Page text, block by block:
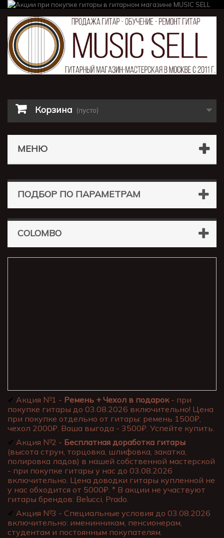
Корзина (пусто)
МЕНЮ
ПОДБОР ПО ПАРАМЕТРАМ
COLOMBO
✔ Акция №1 - Ремень + Чехол в подарок- при
покупке гитары до 03.08.2026 включительно! Цена
при покупке отдельно от гитары: ремень 1500₽,
чехол 2000₽. Ваша выгода - 3500₽. Успейте купить.
✔ Акция №2 - Бесплатная доработка гитары
(высота струн, торцовка, шлифовка, закатка,
полировка ладов) в нашей собственной мастерской
- при покупке гитары у нас до 03.08.2026
включительно. Цена доводки гитары купленной не
у нас обходится от 5000₽. * В акции не участвуют
гитары брендов: Belucci, Prado.
✔ Акция №3 - Специальные условия до 03.08.2026
включительно: именинникам, пенсионерам,
студентам и постоянным покупателям.